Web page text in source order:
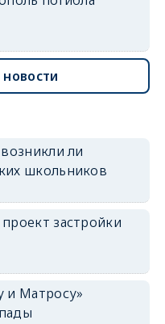
ли
школьников
застройки
и Матросу»